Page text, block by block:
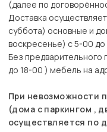
(далее по
Доставка
суббота) основные и
воскресенье) с 5-00
Без предварительного
до 18-00 ) мебель на
При невозможности
(дома с паркингом ,
осуществляется по